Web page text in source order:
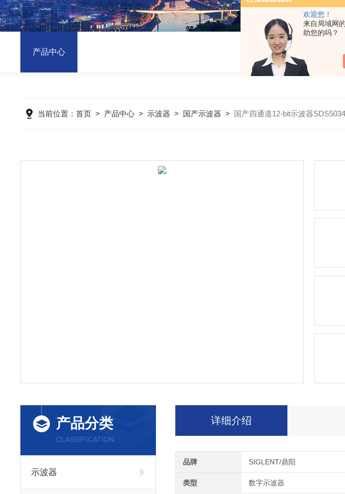
欢迎您！
来自局域网
助您的吗？
产品中心
当前位置：首页 > 产品中心 > 示波器 > 国产示波器 > 国产四通道12-bit示波器
产品分类
CLASSIFICATION
示波器
详细介绍
品牌 SIGLENT/鼎阳
类型 数字示波器